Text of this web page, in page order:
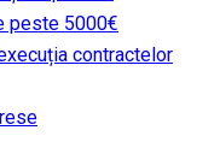
peste 5000€
contractelor